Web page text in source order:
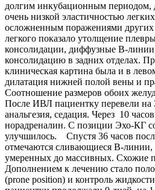
долгим инкубационным периодом,
очень низкой эластичностью
осложненным поражениями
легкого показало утолщение
консолидации, диффузные В-
консолидацию в задних отделах.
клиническая картина была и в
дилатация нижней полой вены и
Соотношение размеров обоих
После ИВЛ пациентку перевели
анальгезия, седация. Через 10
норадреналин. С позиции Эхо-КГ
улучшилось. Спустя 36 часов
отмечаются сливающиеся В-
умеренных до массивных. Схожие
Дополнением к лечению стало
(prone position) и контроль